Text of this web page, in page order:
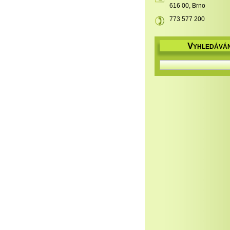
616 00, Brno
773 577 200
V